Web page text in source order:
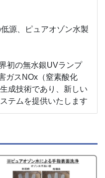
源、ピュアオゾン水製
初の無水銀UVランプ
ガスNOx（窒素酸化
成技術であり、新しい
テムを提供いたします